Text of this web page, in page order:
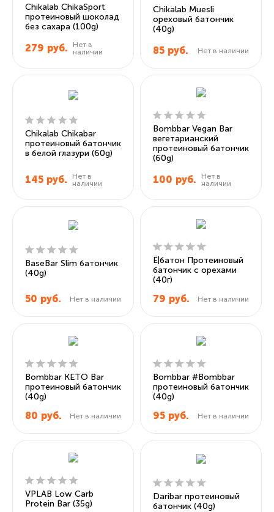
Chikalab ChikaSport
протеиновый шоколад
без сахара (100g)
279 руб.
Нет в
наличии
Chikalab Muesli
ореховый батончик
(40g)
85 руб. Нет в наличии
Chikalab Chikabar
протеиновый батончик
в белой глазури (60g)
145 руб.
Нет в
наличии
Bombbar Vegan Bar
вегетарианский
протеиновый батончик
(60g)
100 руб.
Нет в
наличии
BaseBar Slim батончик
(40g)
50 руб. Нет в наличии
Ё|батон Протеиновый
батончик с орехами
(40г)
79 руб. Нет в наличии
Bombbar KETO Bar
протеиновый батончик
(40g)
80 руб. Нет в наличии
Bombbar #Bombbar
протеиновый батончик
(40g)
95 руб. Нет в наличии
VPLAB Low Carb
Protein Bar (35g)
Daribar протеиновый
батончик (40g)